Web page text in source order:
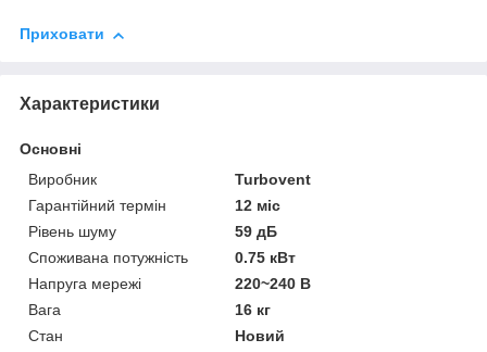
Приховати
Характеристики
Основні
Виробник
Turbovent
Гарантійний термін
12 міс
Рівень шуму
59 дБ
Споживана потужність
0.75 кВт
Напруга мережі
220~240 В
Вага
16 кг
Стан
Новий